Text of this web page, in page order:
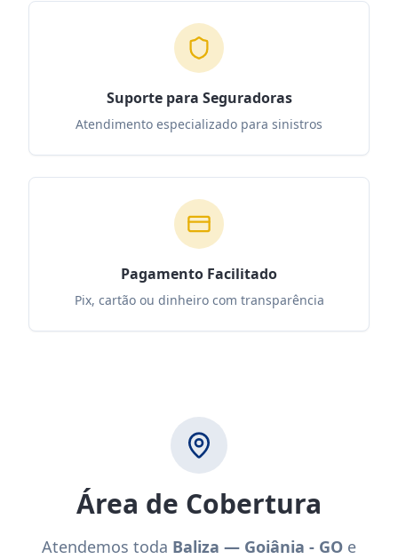
Suporte para Seguradoras
Atendimento especializado para sinistros
Pagamento Facilitado
Pix, cartão ou dinheiro com transparência
Área de Cobertura
Atendemos toda Baliza — Goiânia - GO e